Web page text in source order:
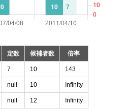
定数 候補者数 倍率
7 10 143
null 10 Infinity
null 12 Infinity